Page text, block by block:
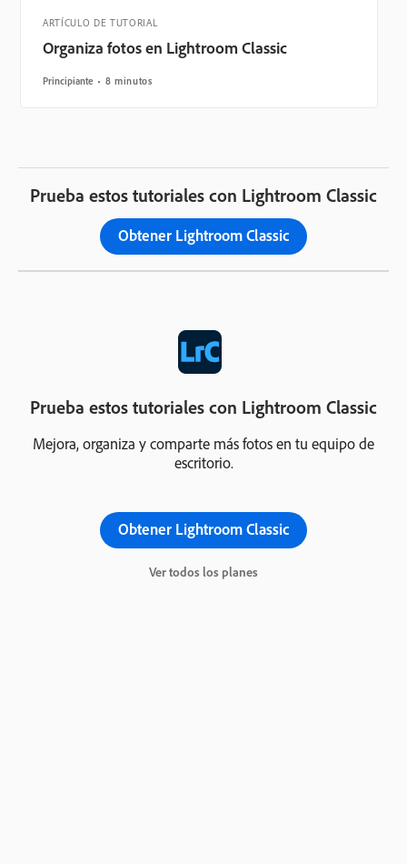
ARTÍCULO DE TUTORIAL
Organiza fotos en Lightroom Classic
Principiante 8 minutos
Prueba estos tutoriales con Lightroom Classic
Obtener Lightroom Classic
Prueba estos tutoriales con Lightroom Classic
Mejora, organiza y comparte más fotos en tu equipo de
escritorio.
Obtener Lightroom Classic
Ver todos los planes